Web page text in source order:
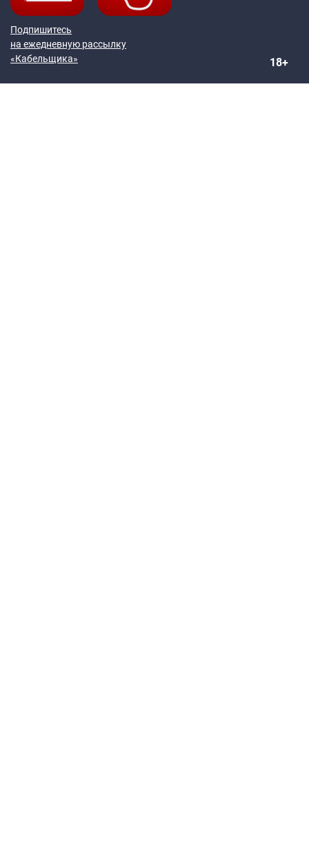
Подпишитесь
на ежедневную рассылку
«Кабельщика»